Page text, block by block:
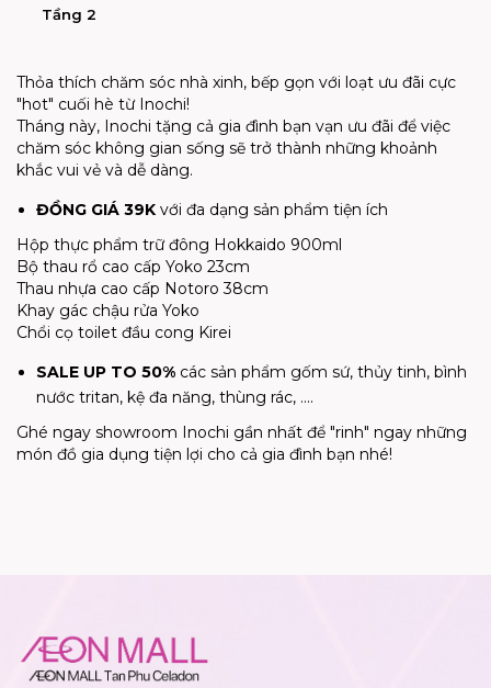
Tầng 2
Thỏa thích chăm sóc nhà xinh, bếp gọn với loạt ưu đãi cực
"hot" cuối hè từ Inochi!
Tháng này, Inochi tặng cả gia đình bạn vạn ưu đãi để việc
chăm sóc không gian sống sẽ trở thành những khoảnh
khắc vui vẻ và dễ dàng.
ĐỒNG GIÁ 39K với đa dạng sản phẩm tiện ích
Hộp thực phẩm trữ đông Hokkaido 900ml
Bộ thau rổ cao cấp Yoko 23cm
Thau nhựa cao cấp Notoro 38cm
Khay gác chậu rửa Yoko
Chổi cọ toilet đầu cong Kirei
SALE UP TO 50% các sản phẩm gốm sứ, thủy tinh, bình
nước tritan, kệ đa năng, thùng rác, ....
Ghé ngay showroom Inochi gần nhất để "rinh" ngay những
món đồ gia dụng tiện lợi cho cả gia đình bạn nhé!